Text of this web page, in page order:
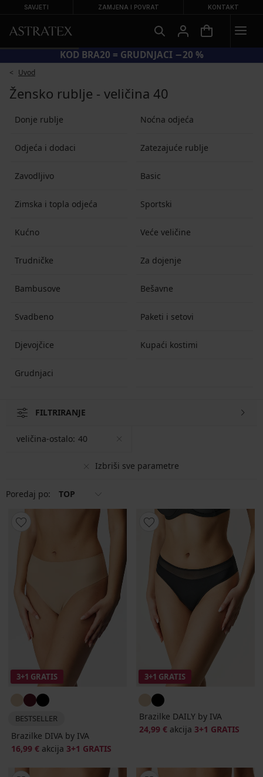
SAVJETI ZAMJENA I POVRAT KONTAKT
KOD BRA20 = GRUDNJACI −20 %
Uvod
Žensko rublje - veličina 40
Donje rublje Noćna odjeća
Odjeća i dodaci Zatezajuće rublje
Zavodljivo Basic
Zimska i topla odjeća Sportski
Kućno Veće veličine
Trudničke Za dojenje
Bambusove Bešavne
Svadbeno Paketi i setovi
Djevojčice Kupaći kostimi
Grudnjaci
FILTRIRANJE
Izbriši sve parametre
veličina-ostalo: 40
Poredaj po: TOP
3+1 GRATIS
BESTSELLER
Brazilke DIVA by IVA
16,99 € akcija 3+1 GRATIS
3+1 GRATIS
Brazilke DAILY by IVA
24,99 € akcija 3+1 GRATIS